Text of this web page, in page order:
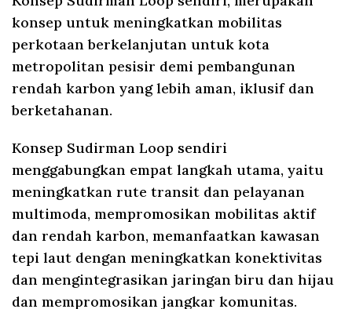
konsep untuk meningkatkan mobilitas
perkotaan berkelanjutan untuk kota
metropolitan pesisir demi pembangunan
rendah karbon yang lebih aman, iklusif dan
berketahanan.
Konsep Sudirman Loop sendiri
menggabungkan empat langkah utama, yaitu
meningkatkan rute transit dan pelayanan
multimoda, mempromosikan mobilitas aktif
dan rendah karbon, memanfaatkan kawasan
tepi laut dengan meningkatkan konektivitas
dan mengintegrasikan jaringan biru dan hijau
dan mempromosikan jangkar komunitas.